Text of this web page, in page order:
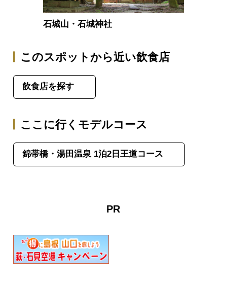
石城山・石城神社
このスポットから近い飲食店
飲食店を探す
ここに行くモデルコース
錦帯橋・湯田温泉 1泊2日王道コース
PR